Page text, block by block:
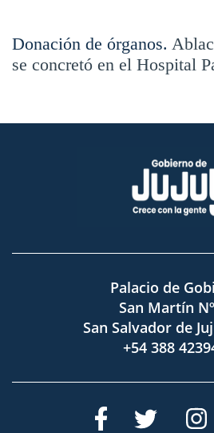
Donación de órganos.
se concretó en el Hospital
Palacio de
San Martín
San Salvador de
+54 388